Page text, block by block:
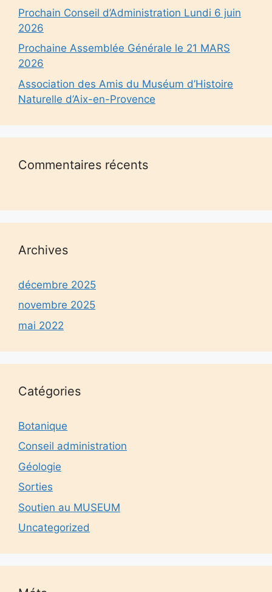
Prochain Conseil d’Administration Lundi 6 juin
2026
Prochaine Assemblée Générale le 21 MARS
2026
Association des Amis du Muséum d’Histoire
Naturelle d’Aix-en-Provence
Commentaires récents
Archives
décembre 2025
novembre 2025
mai 2022
Catégories
Botanique
Conseil administration
Géologie
Sorties
Soutien au MUSEUM
Uncategorized